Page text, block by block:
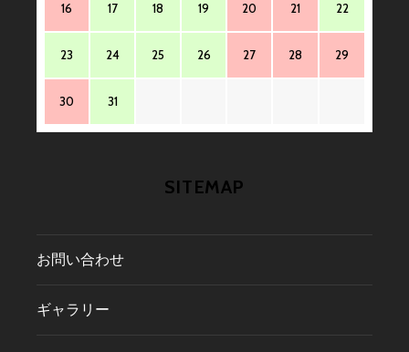
16 17 18 19 20 21 22
23 24 25 26 27 28 29
30 31
SITEMAP
お問い合わせ
ギャラリー